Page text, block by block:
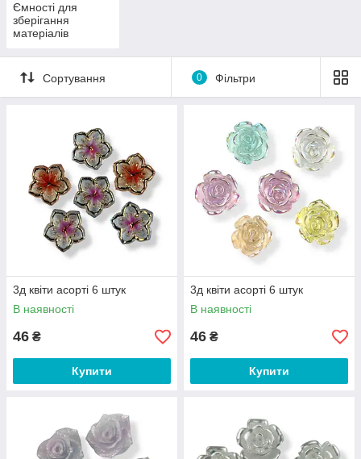
Ємності для
зберігання
матеріалів
Сортування 0 Фільтри
3д квіти асорті 6 штук
В наявності
46 ₴
Купити
3д квіти асорті 6 штук
В наявності
46 ₴
Купити